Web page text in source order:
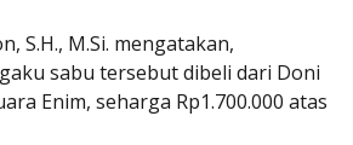
S.H., M.Si. mengatakan,
sabu tersebut dibeli dari Doni
Enim, seharga Rp1.700.000 atas